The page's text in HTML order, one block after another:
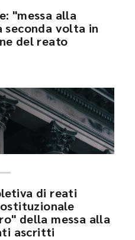
"messa alla
seconda volta in
del reato
di reati
della messa alla
ascritti